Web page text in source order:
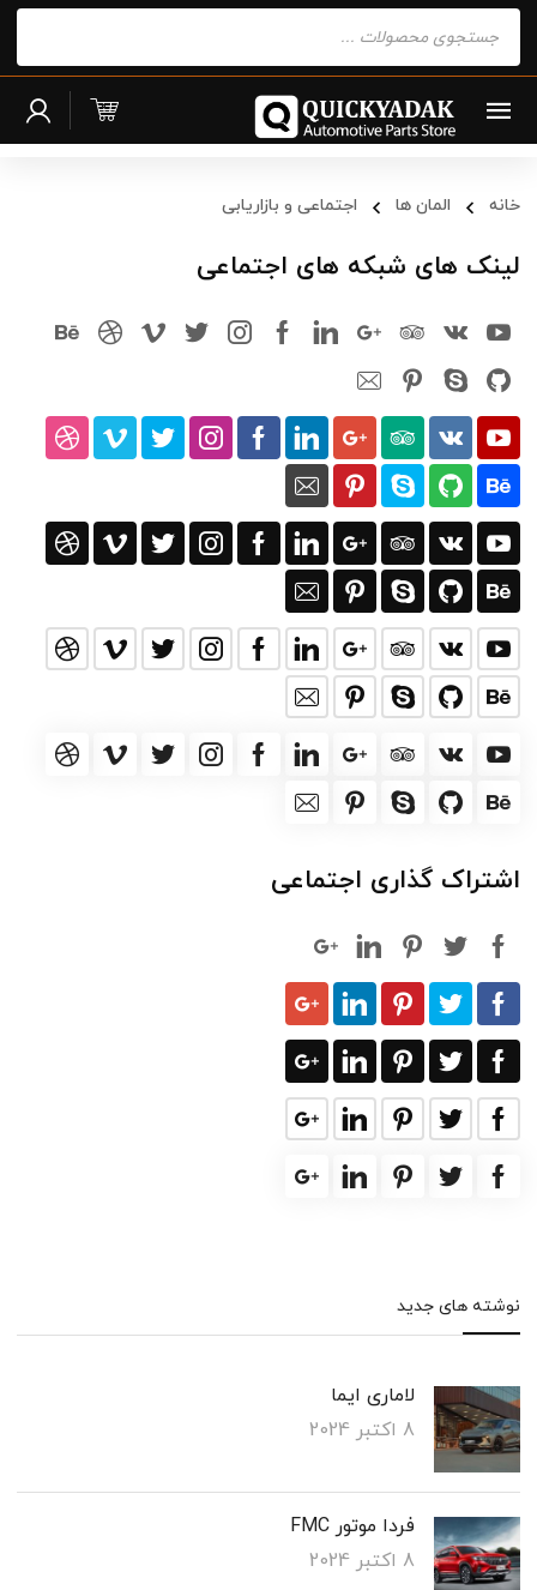
search
خانه المان ها اجتماعی و بازاریابی
لینک های شبکه های اجتماعی
اشتراک گذاری اجتماعی
نوشته های جدید
لاماری ایما
8 اکتبر 2024
فردا موتور FMC
8 اکتبر 2024